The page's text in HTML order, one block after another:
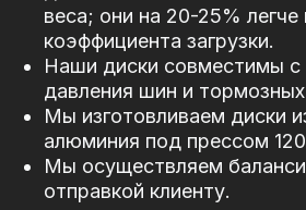
веса; они на 20-25%
коэффициента загрузки.
Наши диски совместимы
давления шин и
Мы изготовливаем диски
алюминия под прессом
Мы осуществляем
отправкой клиенту.